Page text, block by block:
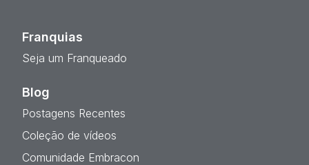
Franquias
Seja um Franqueado
Blog
Postagens Recentes
Coleção de vídeos
Comunidade Embracon